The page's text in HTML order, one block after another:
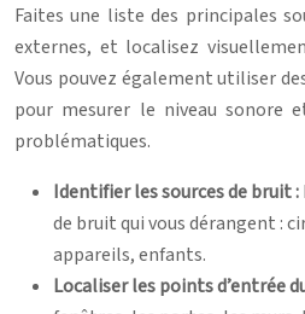
Faites une liste des principales
externes, et localisez
Vous pouvez également utiliser
pour mesurer le niveau sonore
problématiques.
Identifier les sources de bruit :
de bruit qui vous dérangent :
appareils, enfants.
Localiser les points d’entrée